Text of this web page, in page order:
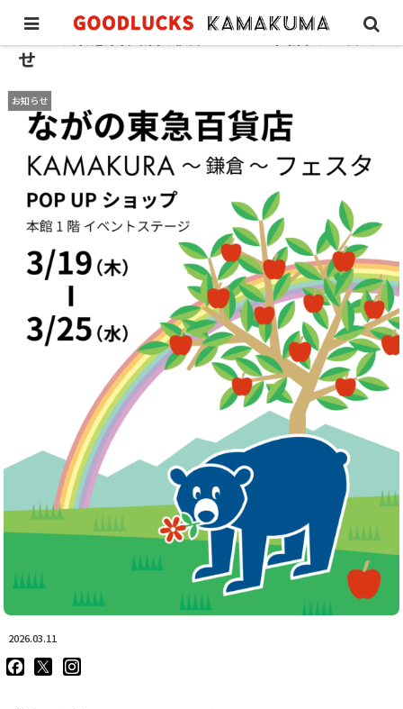
ながの東急百貨店 鎌倉フェスタ出店のお知ら
せ
お知らせ
2026.03.11
goodluckskamakuma
さ
GL_kamakuma
さ
goodlucks_kamakuma
さ